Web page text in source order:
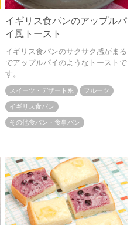
イギリス食パンのアップルパ
イ風トースト
イギリス食パンのサクサク感がまる
でアップルパイのようなトーストで
す。
スイーツ・デザート系 フルーツ
イギリス食パン
その他食パン・食事パン